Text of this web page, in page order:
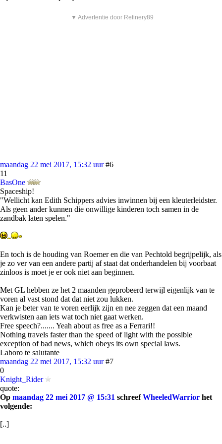
▼ Advertentie door Refinery89
maandag 22 mei 2017, 15:32 uur #6
11
BasOne
Spaceship!
"Wellicht kan Edith Schippers advies inwinnen bij een kleuterleidster.
Als geen ander kunnen die onwillige kinderen toch samen in de
zandbak laten spelen."
En toch is de houding van Roemer en die van Pechtold begrijpelijk, als
je zo ver van een andere partij af staat dat onderhandelen bij voorbaat
zinloos is moet je er ook niet aan beginnen.
Met GL hebben ze het 2 maanden geprobeerd terwijl eigenlijk van te
voren al vast stond dat dat niet zou lukken.
Kan je beter van te voren eerlijk zijn en nee zeggen dat een maand
verkwisten aan iets wat toch niet gaat werken.
Free speech?....... Yeah about as free as a Ferrari!!
Nothing travels faster than the speed of light with the possible
exception of bad news, which obeys its own special laws.
Laboro te salutante
maandag 22 mei 2017, 15:32 uur #7
0
Knight_Rider
quote:
Op maandag 22 mei 2017 @ 15:31 schreefWheeledWarrior het
volgende:
[..]